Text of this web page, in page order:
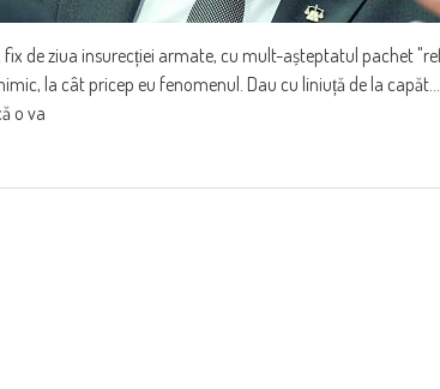
fix de ziua insurecției armate, cu mult-așteptatul pachet
la cât pricep eu fenomenul. Dau cu liniuță de la
o va